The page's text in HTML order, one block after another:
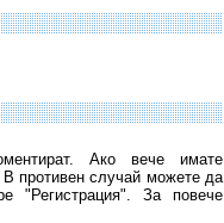
Ако вече имате
противен случай можете да
"Регистрация". За повече